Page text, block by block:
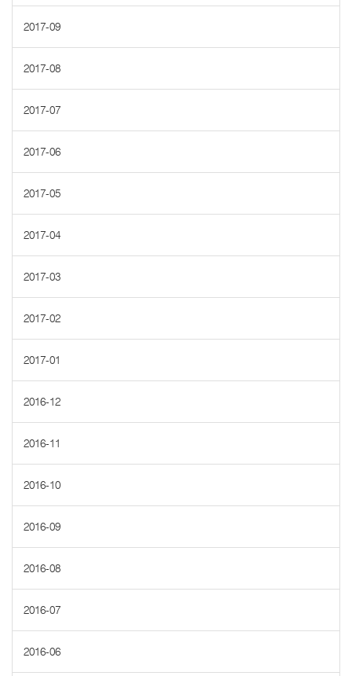
2017-09
2017-08
2017-07
2017-06
2017-05
2017-04
2017-03
2017-02
2017-01
2016-12
2016-11
2016-10
2016-09
2016-08
2016-07
2016-06